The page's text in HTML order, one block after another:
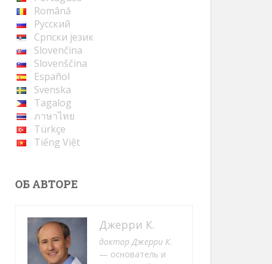
Română
Русский
Cрпски језик
Slovenčina
Slovenščina
Español
Svenska
Tagalog
ภาษาไทย
Türkçe
Tiếng Việt
ОБ АВТОРЕ
Джерри К.
доктор Джерри К.
— основатель и